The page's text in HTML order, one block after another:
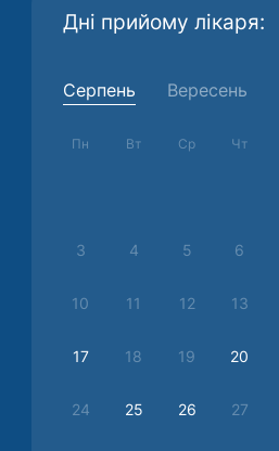
Дні прийому лікаря:
Серпень Вересень
Пн Вт Ср Чт
3 4 5 6
10 11 12 13
17 18 19 20
24 25 26 27